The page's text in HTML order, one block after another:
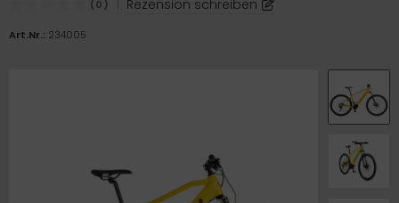
(0) Rezension schreiben
Art.Nr.: 234005